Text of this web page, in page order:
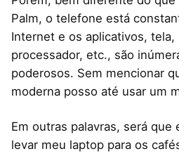
Palm, o telefone está
Internet e os aplicativos, tela,
processador, etc., são
poderosos. Sem mencionar
moderna posso até usar um
Em outras palavras, será que
levar meu laptop para os